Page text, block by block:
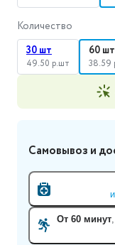
Количество
30 шт
49.50 р.шт
60 шт
38.59
Самовывоз и
От 60 минут